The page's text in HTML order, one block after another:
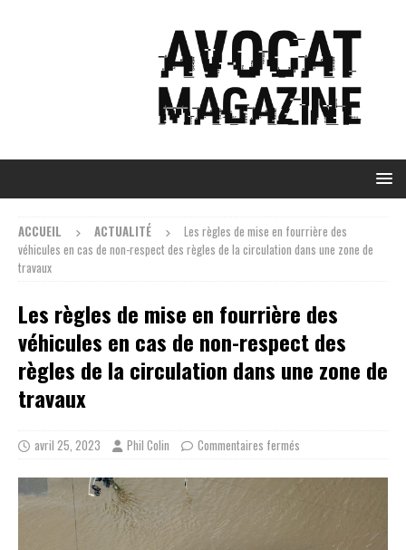
ACCUEIL ACTUALITÉ
Les règles de mise en fourrière des
véhicules en cas de non-respect des règles de la circulation dans une zone de
travaux
Les règles de mise en fourrière des
véhicules en cas de non-respect des
règles de la circulation dans une zone de
travaux
avril 25, 2023 Phil Colin Commentaires fermés